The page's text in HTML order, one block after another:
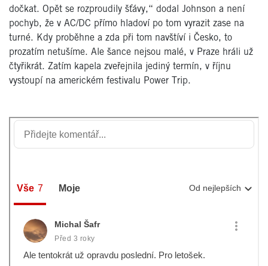
dočkat. Opět se rozproudily šťávy,“ dodal Johnson a není
pochyb, že v AC/DC přímo hladoví po tom vyrazit zase na
turné. Kdy proběhne a zda při tom navštíví i Česko, to
prozatím netušíme. Ale šance nejsou malé, v Praze hráli už
čtyřikrát. Zatím kapela zveřejnila jediný termín, v říjnu
vystoupí na americkém festivalu Power Trip.